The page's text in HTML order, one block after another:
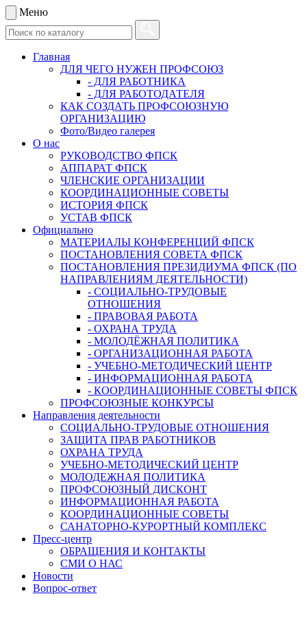
Меню
Главная
ДЛЯ ЧЕГО НУЖЕН ПРОФСОЮЗ
- ДЛЯ РАБОТНИКА
- ДЛЯ РАБОТОДАТЕЛЯ
КАК СОЗДАТЬ ПРОФСОЮЗНУЮ
ОРГАНИЗАЦИЮ
Фото/Видео галерея
О нас
РУКОВОДСТВО ФПСК
АППАРАТ ФПСК
ЧЛЕНСКИЕ ОРГАНИЗАЦИИ
КООРДИНАЦИОННЫЕ СОВЕТЫ
ИСТОРИЯ ФПСК
УСТАВ ФПСК
Официально
МАТЕРИАЛЫ КОНФЕРЕНЦИЙ ФПСК
ПОСТАНОВЛЕНИЯ СОВЕТА ФПСК
ПОСТАНОВЛЕНИЯ ПРЕЗИДИУМА ФПСК (ПО
НАПРАВЛЕНИЯМ ДЕЯТЕЛЬНОСТИ)
- СОЦИАЛЬНО-ТРУДОВЫЕ
ОТНОШЕНИЯ
- ПРАВОВАЯ РАБОТА
- ОХРАНА ТРУДА
- МОЛОДЁЖНАЯ ПОЛИТИКА
- ОРГАНИЗАЦИОННАЯ РАБОТА
- УЧЕБНО-МЕТОДИЧЕСКИЙ ЦЕНТР
- ИНФОРМАЦИОННАЯ РАБОТА
- КООРДИНАЦИОННЫЕ СОВЕТЫ ФПСК
ПРОФСОЮЗНЫЕ КОНКУРСЫ
Направления деятельности
СОЦИАЛЬНО-ТРУДОВЫЕ ОТНОШЕНИЯ
ЗАЩИТА ПРАВ РАБОТНИКОВ
ОХРАНА ТРУДА
УЧЕБНО-МЕТОДИЧЕСКИЙ ЦЕНТР
МОЛОДЕЖНАЯ ПОЛИТИКА
ПРОФСОЮЗНЫЙ ДИСКОНТ
ИНФОРМАЦИОННАЯ РАБОТА
КООРДИНАЦИОННЫЕ СОВЕТЫ
САНАТОРНО-КУРОРТНЫЙ КОМПЛЕКС
Пресс-центр
ОБРАЩЕНИЯ И КОНТАКТЫ
СМИ О НАС
Новости
Вопрос-ответ